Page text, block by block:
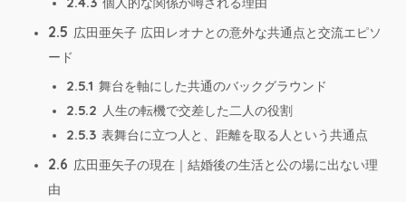
個人的な関係が噂される理由
2.5 広田亜矢子 広田レオナとの意外な共通点と交流エピソ
ード
2.5.1 舞台を軸にした共通のバックグラウンド
2.5.2 人生の転機で交差した二人の役割
2.5.3 表舞台に立つ人と、距離を取る人という共通点
2.6 広田亜矢子の現在｜結婚後の生活と公の場に出ない理
由